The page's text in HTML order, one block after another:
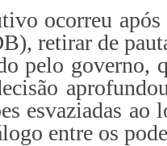
ocorreu
retirar de
pelo governo,
esvaziadas
entre os